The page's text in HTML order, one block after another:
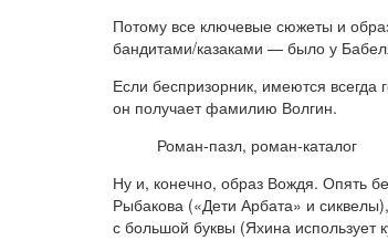
Потому все ключевые сюжеты и
бандитами/казаками — было у
Если беспризорник, имеются
он получает фамилию Волгин.
Роман-пазл, роман-каталог
Ну и, конечно, образ Вождя. Опять
Рыбакова («Дети Арбата» и
с большой буквы (Яхина использует